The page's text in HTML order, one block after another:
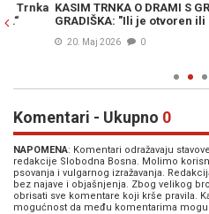
KASIM TRNKA O DRAMI S
GRADIŠKA: "Ili je otvoren ili nije.
20. Maj 2026 0
Komentari - Ukupno 0
NAPOMENA: Komentari odražavaju
redakcije Slobodna Bosna. Molimo
psovanja i vulgarnog izražavanja.
bez najave i objašnjenja. Zbog velikog
obrisati sve komentare koji krše pravila.
mogućnost da među komentarima